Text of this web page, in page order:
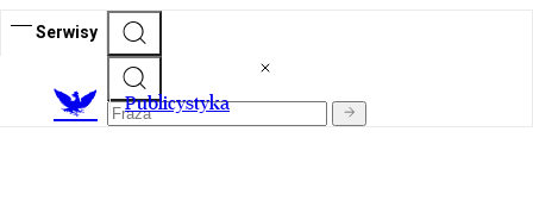
Serwisy
Publicystyka